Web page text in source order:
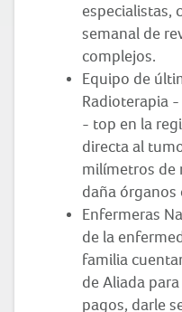
especialistas,
semanal de
complejos.
Equipo de
Radioterapia -
- top en la
directa al
milímetros de
daña órganos
Enfermeras
de la
familia
de Aliada
pagos, darle